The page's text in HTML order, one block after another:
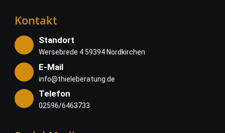
Kontakt
Standort
Wersebrede 4 59394 Nordkirchen
E-Mail
info@thieleberatung.de
Telefon
02596/6463733